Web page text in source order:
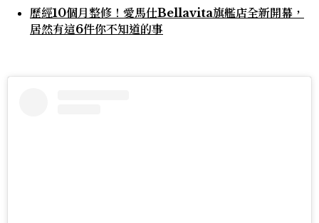
歷經10個月整修！愛馬仕Bellavita旗艦店全新開幕，
居然有這6件你不知道的事